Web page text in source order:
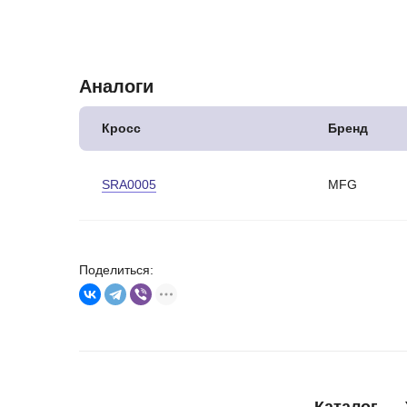
Аналоги
Кросс Бренд
SRA0005 MFG
Поделиться: